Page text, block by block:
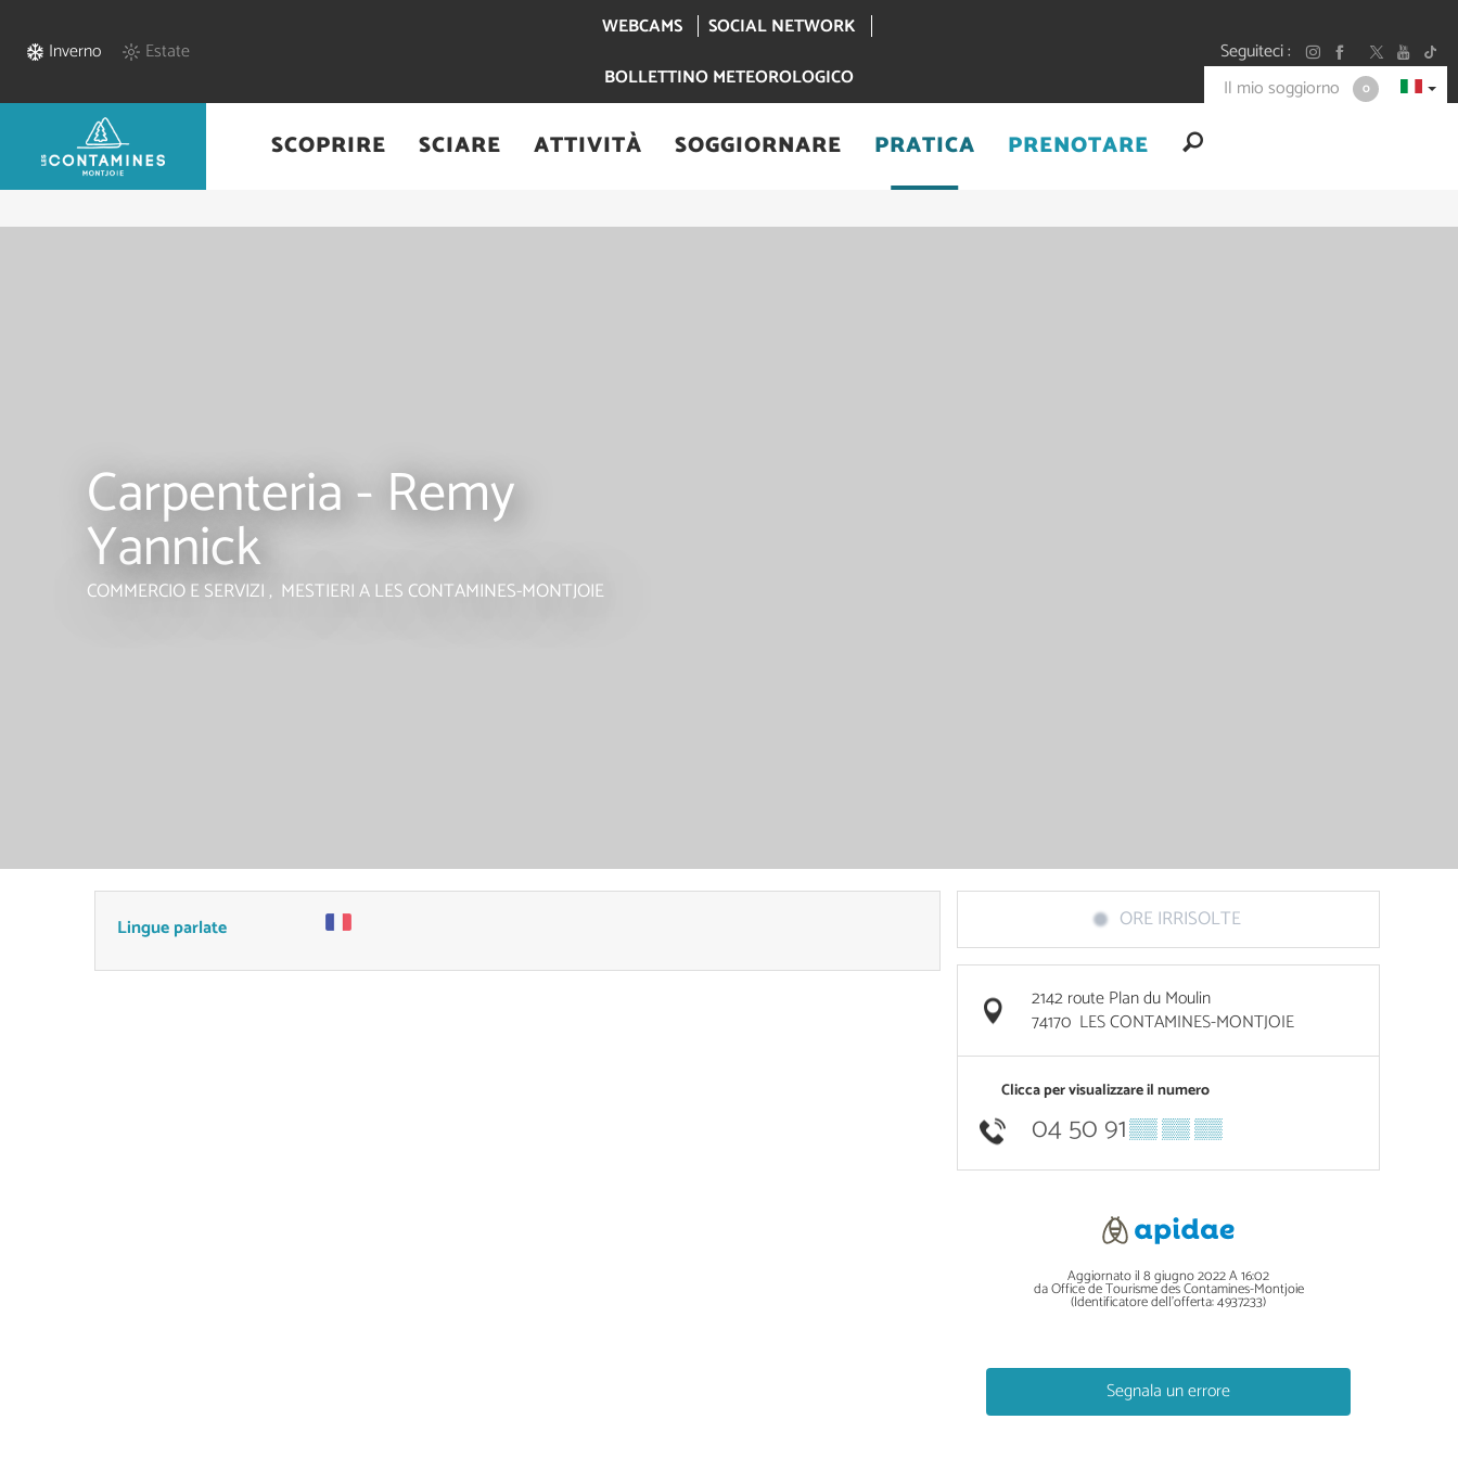
Inverno Estate
WEBCAMS
SOCIAL NETWORK
BOLLETTINO METEOROLOGICO
Seguiteci
SCOPRIRE SCIARE ATTIVITÀ SOGGIORNARE PRATICA PRENOTARE
Il mio soggiorno 0
Home/Pratica
Carpenteria - Remy
Yannick
COMMERCIO E SERVIZI , MESTIERIA LES CONTAMINES-MONTJOIE
Lingue parlate ORE IRRISOLTE
2142 route Plan du Moulin
74170 LES CONTAMINES-MONTJOIE
Clicca per visualizzare il numero
04 50 91▒▒ ▒▒ ▒▒
Aggiornato il 8 giugno 2022 A 16:02
da Office de Tourisme des Contamines-Montjoie
(Identificatore dell'offerta:4937233)
Segnala un errore